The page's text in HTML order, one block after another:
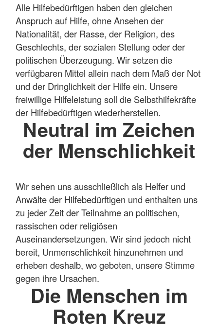
Alle Hilfebedürftigen haben den gleichen
Anspruch auf Hilfe, ohne Ansehen der
Nationalität, der Rasse, der Religion, des
Geschlechts, der sozialen Stellung oder der
politischen Überzeugung. Wir setzen die
verfügbaren Mittel allein nach dem Maß der Not
und der Dringlichkeit der Hilfe ein. Unsere
freiwillige Hilfeleistung soll die Selbsthilfekräfte
der Hilfebedürftigen wiederherstellen.
Neutral im Zeichen
der Menschlichkeit
Wir sehen uns ausschließlich als Helfer und
Anwälte der Hilfebedürftigen und enthalten uns
zu jeder Zeit der Teilnahme an politischen,
rassischen oder religiösen
Auseinandersetzungen. Wir sind jedoch nicht
bereit, Unmenschlichkeit hinzunehmen und
erheben deshalb, wo geboten, unsere Stimme
gegen ihre Ursachen.
Die Menschen im
Roten Kreuz